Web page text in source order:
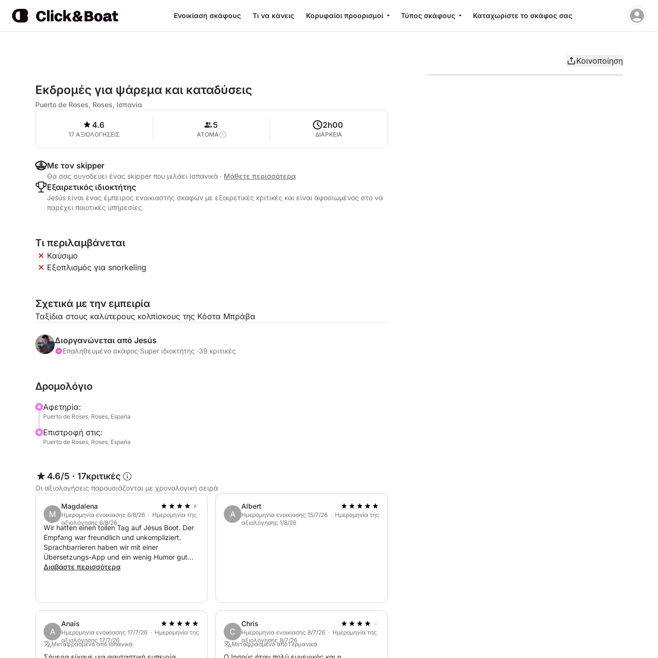
Ενοικίαση σκάφους Τι να κάνεις Κορυφαίοι προορισμοί Τύπος σκάφους Καταχωρίστε το σκάφος σας
Κοινοποίηση
Εκδρομές για ψάρεμα και καταδύσεις
Puerto de Roses, Roses, Ισπανία
4.6
17 ΑΞΙΟΛΟΓΗΣΕΙΣ
5
ΑΤΟΜΑ
2h00
ΔΙΑΡΚΕΙΑ
Με τον skipper
Θα σας συνοδεύει ένας skipper που μιλάει Ισπανικά · Μάθετε περισσότερα
Εξαιρετικός ιδιοκτήτης
Jesús είναι ένας έμπειρος ενοικιαστής σκαφών με εξαιρετικές κριτικές και είναι αφοσιωμένος στο να
παρέχει ποιοτικές υπηρεσίες
Τι περιλαμβάνεται
Καύσιμο
Εξοπλισμός για snorkeling
Σχετικά με την εμπειρία
Ταξίδια στους καλύτερους κολπίσκους της Κόστα Μπράβα
Διοργανώνεται από Jesús
Επαληθευμένο σκάφος·Super ιδιοκτήτης ·39 κριτικές
Δρομολόγιο
Αφετηρία:
Puerto de Roses, Roses, España
Επιστροφή στις:
Puerto de Roses, Roses, España
4.6/5 · 17κριτικές
Οι αξιολογήσεις παρουσιάζονται με χρονολογική σειρά
M
Magdalena
Ημερομηνία ενοικίασης 6/8/26 · Ημερομηνία της
αξιολόγησης 6/8/26
Wir hatten einen tollen Tag auf Jésus Boot. Der
Empfang war freundlich und unkompliziert.
Sprachbarrieren haben wir mit einer
Übersetzungs-App und ein wenig Humor gut
überwunden. Das Preis-Leistungsverhältnis ist
Διαβάστε περισσότερα
A
Albert
Ημερομηνία ενοικίασης 15/7/26 · Ημερομηνία της
αξιολόγησης 1/8/26
A
Anais
Ημερομηνία ενοικίασης 17/7/26 · Ημερομηνία της
αξιολόγησης 17/7/26
Μεταφρασμένο από Ισπανικά
C
Chris
Ημερομηνία ενοικίασης 8/7/26 · Ημερομηνία της
αξιολόγησης 8/7/26
Μεταφρασμένο από Γερμανικά